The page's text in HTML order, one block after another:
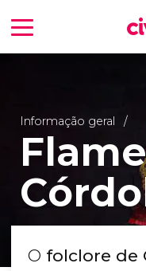
Informação geral
O folclore de